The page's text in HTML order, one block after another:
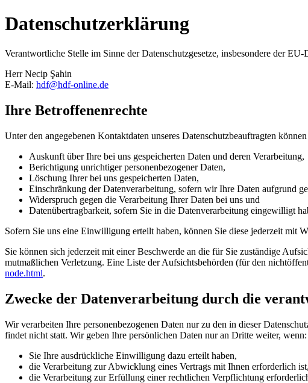
Datenschutzerklärung
Verantwortliche Stelle im Sinne der Datenschutzgesetze, insbesondere der
Herr Necip Şahin
E-Mail: hdf@hdf-online.de
Ihre Betroffenenrechte
Unter den angegebenen Kontaktdaten unseres Datenschutzbeauftragten
Auskunft über Ihre bei uns gespeicherten Daten und deren Verarbeitung,
Berichtigung unrichtiger personenbezogener Daten,
Löschung Ihrer bei uns gespeicherten Daten,
Einschränkung der Datenverarbeitung, sofern wir Ihre Daten aufgrund
Widerspruch gegen die Verarbeitung Ihrer Daten bei uns und
Datenübertragbarkeit, sofern Sie in die Datenverarbeitung eingewilligt
Sofern Sie uns eine Einwilligung erteilt haben, können Sie diese jederzeit mit
Sie können sich jederzeit mit einer Beschwerde an die für Sie zuständige
mutmaßlichen Verletzung. Eine Liste der Aufsichtsbehörden (für den
node.html.
Zwecke der Datenverarbeitung durch die
Wir verarbeiten Ihre personenbezogenen Daten nur zu den in dieser
findet nicht statt. Wir geben Ihre persönlichen Daten nur an Dritte weiter, wenn:
Sie Ihre ausdrückliche Einwilligung dazu erteilt haben,
die Verarbeitung zur Abwicklung eines Vertrags mit Ihnen erforderlich ist,
die Verarbeitung zur Erfüllung einer rechtlichen Verpflichtung